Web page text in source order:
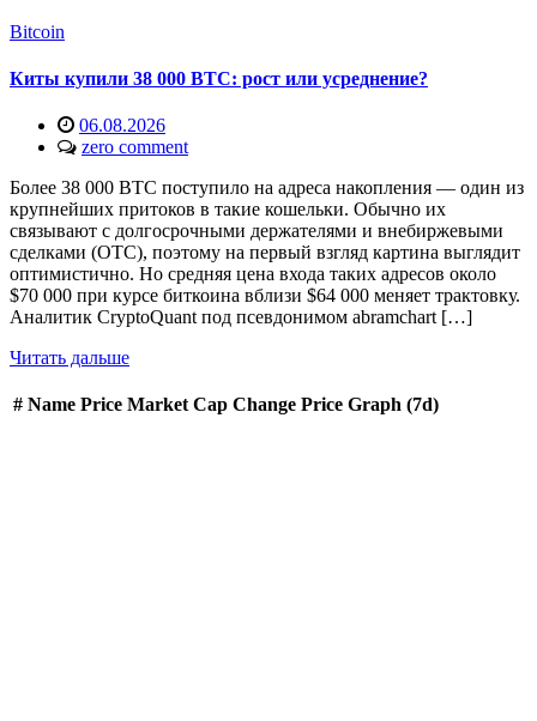
Bitcoin
Киты купили 38 000 BTC: рост или усреднение?
06.08.2026
zero comment
Более 38 000 BTC поступило на адреса накопления — один из
крупнейших притоков в такие кошельки. Обычно их
связывают с долгосрочными держателями и внебиржевыми
сделками (OTC), поэтому на первый взгляд картина выглядит
оптимистично. Но средняя цена входа таких адресов около
$70 000 при курсе биткоина вблизи $64 000 меняет трактовку.
Аналитик CryptoQuant под псевдонимом abramchart […]
Читать дальше
# Name Price Market Cap Change Price Graph (7d)